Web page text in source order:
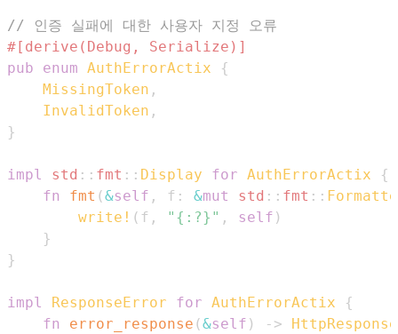
// 인증 실패에 대한 사용자 지정 오류
#[derive(Debug, Serialize)]
pub
enum AuthErrorActix
{
MissingToken ,
InvalidToken ,
}
impl std :: fmt :: Display for AuthErrorActix
{
fn
fmt (&self , f : &mut std :: fmt ::
write! ( f , "{:?}" , self )
}
}
impl ResponseError for AuthErrorActix
{
fn
error_response (&self ) ->
HttpResponse